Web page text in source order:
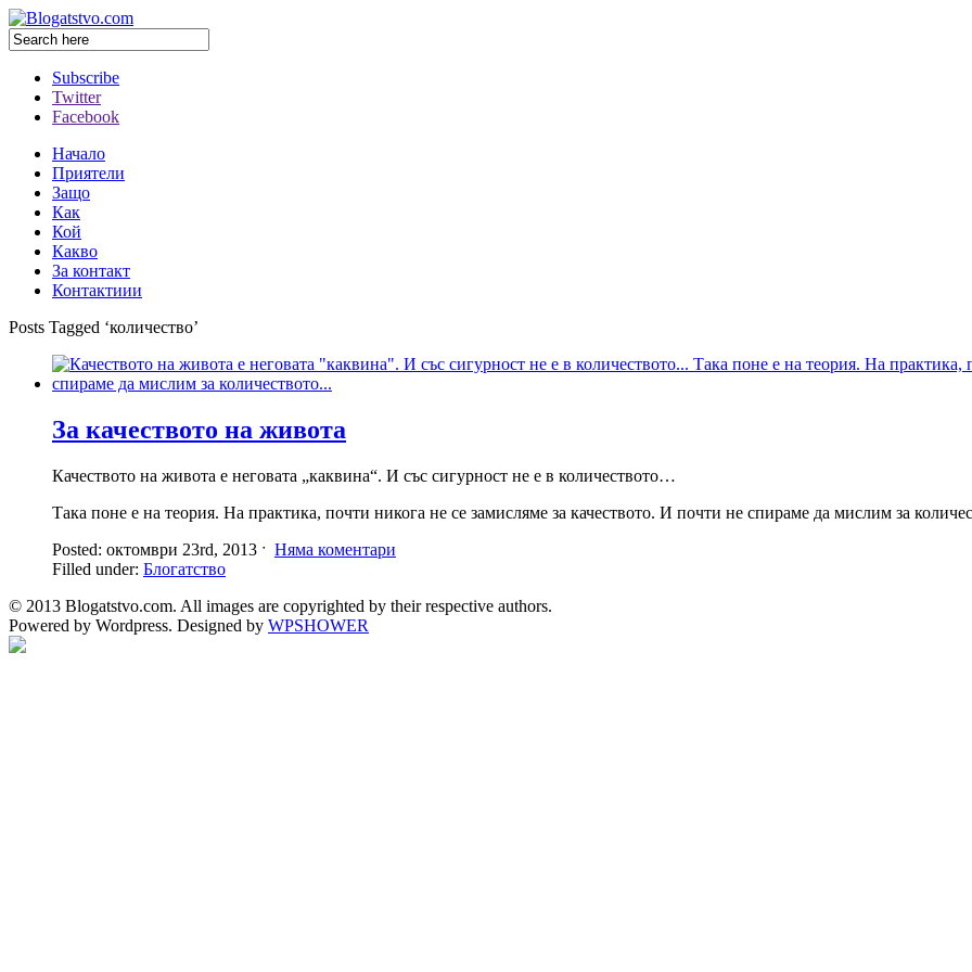
Subscribe
Twitter
Facebook
Начало
Приятели
Защо
Как
Кой
Какво
За контакт
Контактиии
Posts Tagged ‘количество’
За качеството на живота
Качеството на живота е неговата „каквина“. И със сигурност не е в количеството…
Така поне е на теория. На практика, почти никога не се замисляме за качеството. И почти не спираме да мислим за
Posted: октомври 23rd, 2013 ˑ Няма коментари
Filled under: Блогатство
© 2013 Blogatstvo.com. All images are copyrighted by their respective authors.
Powered by Wordpress. Designed by WPSHOWER